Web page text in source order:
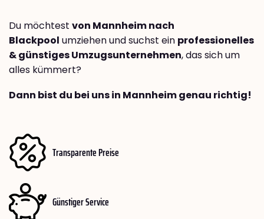
Du möchtest von Mannheim nach
Blackpool umziehen und suchst ein professionelles
& günstiges Umzugsunternehmen, das sich um
alles kümmert?
Dann bist du bei uns in Mannheim genau richtig!
Transparente Preise
Günstiger Service